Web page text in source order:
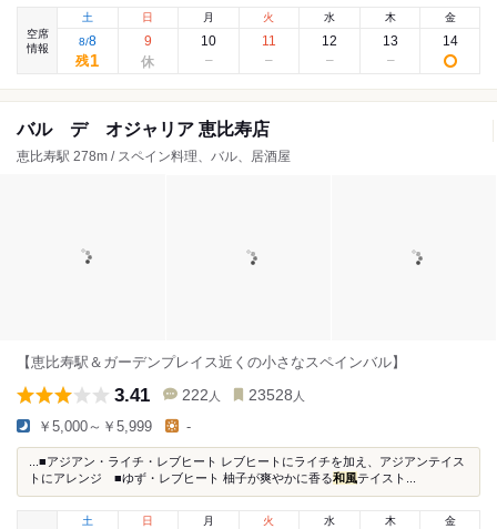
空席
情報
土
8/8
残1
日
9
月
10
火
11
水
12
木
13
金
14
バル デ オジャリア 恵比寿店
恵比寿駅 278m / スペイン料理、バル、居酒屋
【恵比寿駅＆ガーデンプレイス近くの小さなスペインバル】
3.41 222 人 23528 人
￥5,000～￥5,999 -
...■アジアン・ライチ・レブヒート レブヒートにライチを加え、アジアンテイス
トにアレンジ ■ゆず・レブヒート 柚子が爽やかに香る和風テイスト...
土
日 月 火 水 木 金